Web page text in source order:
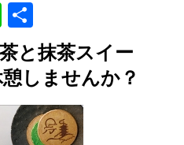
Li
n
e
有
と抹茶スイー
しませんか？